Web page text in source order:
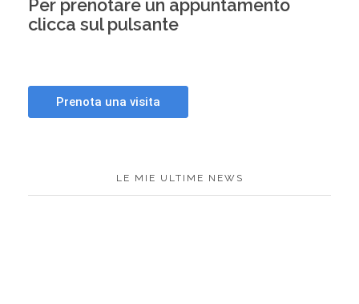
Per prenotare un appuntamento
clicca sul pulsante
LE MIE ULTIME NEWS